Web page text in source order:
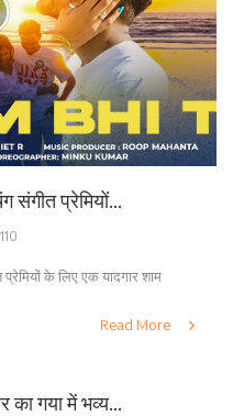
संगीत प्रेमियों...
के लिए एक यादगार शाम
Read More
का गया में भव्य...